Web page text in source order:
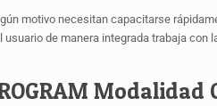
motivo necesitan capacitarse
usuario de manera integrada trabaja
Modalidad